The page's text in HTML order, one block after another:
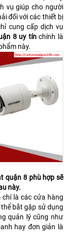
vụ giúp cho người
đối với các thiết bị
cung cấp dịch vụ
8 uy tínchính là
này.
quận 8 phù hợp sẽ
này.
là các cửa hàng
bắt gặp sử dụng
quản lý cũng như
hay đơn giản là